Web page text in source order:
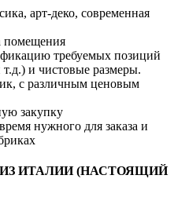
арт-деко, современная
помещения
требуемых позиций
т.д.) и чистовые размеры.
с различным ценовым
закупку
нужного для заказа и
ИТАЛИИ (НАСТОЯЩИЙ